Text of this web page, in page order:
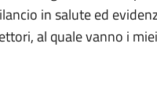
in salute ed
al quale vanno i